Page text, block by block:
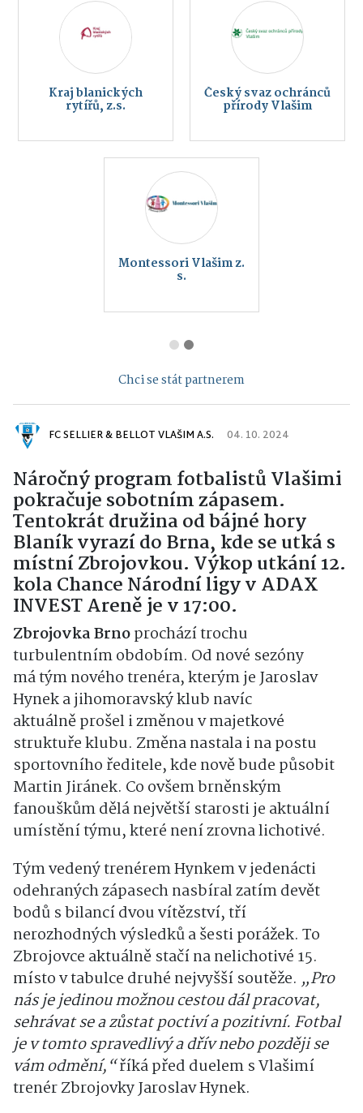
Kraj blanických
rytířů, z.s.
Český svaz ochránců
přírody Vlašim
Montessori Vlašim z.
s.
Chci se stát partnerem
FC SELLIER & BELLOT VLAŠIM A.S. 04. 10. 2024
Náročný program fotbalistů Vlašimi
pokračuje sobotním zápasem.
Tentokrát družina od bájné hory
Blaník vyrazí do Brna, kde se utká s
místní Zbrojovkou. Výkop utkání 12.
kola Chance Národní ligy v ADAX
INVEST Areně je v 17:00.
Zbrojovka Brnoprochází trochu
turbulentním obdobím. Od nové sezóny
má tým nového trenéra, kterým je Jaroslav
Hynek a jihomoravský klub navíc
aktuálně prošel i změnou v majetkové
struktuře klubu. Změna nastala i na postu
sportovního ředitele, kde nově bude působit
Martin Jiránek. Co ovšem brněnským
fanouškům dělá největší starosti je aktuální
umístění týmu, které není zrovna lichotivé.
Tým vedený trenérem Hynkem v jedenácti
odehraných zápasech nasbíral zatím devět
bodů s bilancí dvou vítězství, tří
nerozhodných výsledků a šesti porážek. To
Zbrojovce aktuálně stačí na nelichotivé 15.
místo v tabulce druhé nejvyšší soutěže. „Pro
nás je jedinou možnou cestou dál pracovat,
sehrávat se a zůstat poctiví a pozitivní. Fotbal
je v tomto spravedlivý a dřív nebo později se
vám odmění,“říká před duelem s Vlašimí
trenér Zbrojovky Jaroslav Hynek.